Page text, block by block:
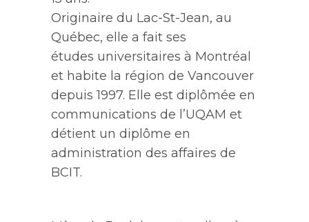
Originaire du Lac-St-Jean, au
Québec, elle a fait ses
études universitaires à Montréal
et habite la région de Vancouver
depuis 1997. E lle est diplômée en
communications de l’UQAM et
détient un diplôme en
administration des affaires de
BCIT.